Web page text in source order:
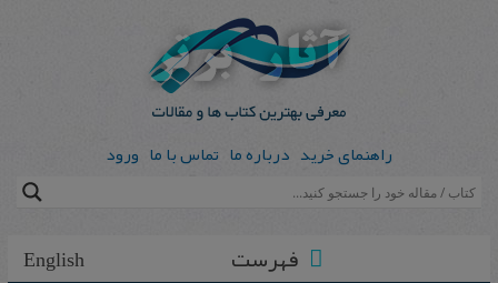
راهنمای خرید درباره ما تماس با ما ورود
English فهرست